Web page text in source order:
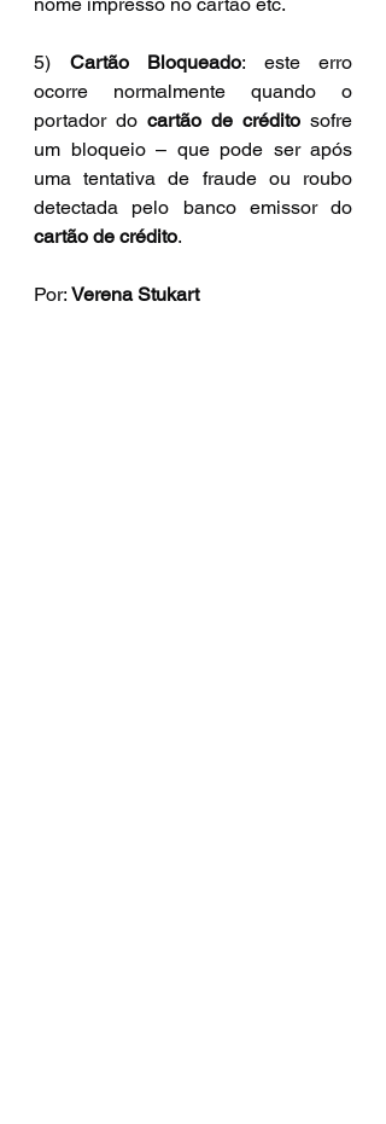
5) Cartão Bloqueado: este erro
ocorre normalmente quando o
portador do cartão de crédito sofre
um bloqueio – que pode ser após
uma tentativa de fraude ou roubo
cartão de crédito.
Por: Verena Stukart